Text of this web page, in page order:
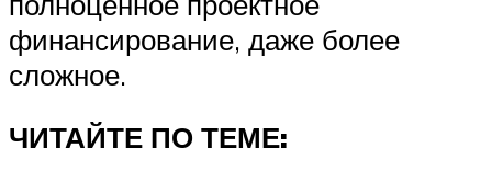
финансирование, даже более
сложное.
ЧИТАЙТЕ ПО ТЕМЕ: